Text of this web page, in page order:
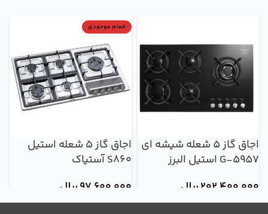
اجاق گاز 5 شعله شیشه ای
G-5957 استیل البرز
202,400,000ریال
اتمام موجودی
اجاق گاز 5 شعله استیل
S860 آستیاک
97,600,000ریال